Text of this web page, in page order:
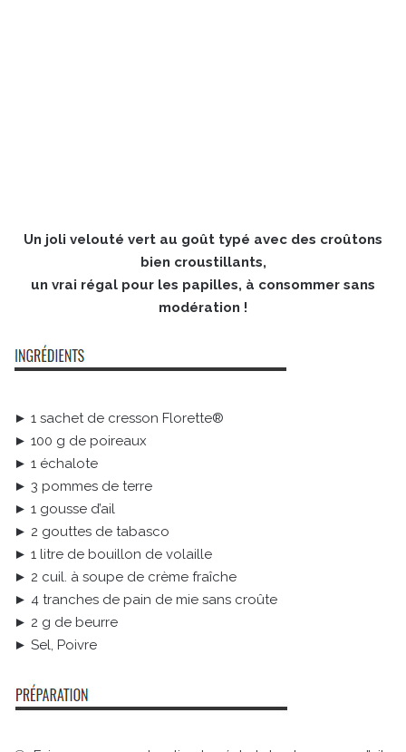
Un joli velouté vert au goût typé avec des croûtons
bien croustillants,
un vrai régal pour les papilles, à consommer sans
modération !
► 1 sachet de cresson Florette®
► 100 g de poireaux
► 1 échalote
► 3 pommes de terre
► 1 gousse d’ail
► 2 gouttes de tabasco
► 1 litre de bouillon de volaille
► 2 cuil. à soupe de crème fraîche
► 4 tranches de pain de mie sans croûte
► 2 g de beurre
► Sel, Poivre